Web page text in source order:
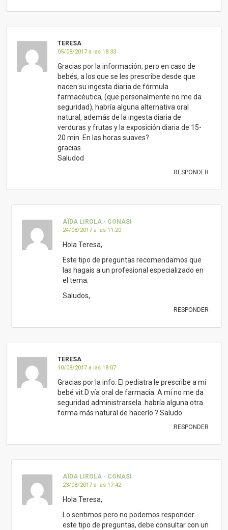
TERESA
05/08/2017 a las 18:33
Gracias por la información, pero en caso de
bebés, a los que se les prescribe desde que
nacen su ingesta diaria de fórmula
farmacéutica, (que personalmente no me da
seguridad), habría alguna alternativa oral
natural, además de la ingesta diaria de
verduras y frutas y la exposición diaria de 15-
20 min. En las horas suaves?
gracias
Saludod
RESPONDER
AÏDA LIROLA - CONASI
24/08/2017 a las 11:20
Hola Teresa,
Este tipo de preguntas recomendamos que
las hagais a un profesional especializado en
el tema.
Saludos,
RESPONDER
TERESA
10/08/2017 a las 18:07
Gracias por la info. El pediatra le prescribe a mi
bebé vit D vía oral de farmacia. A mi no me da
seguridad administrarsela. habría alguna otra
forma más natural de hacerlo ? Saludo
RESPONDER
AÏDA LIROLA - CONASI
23/08/2017 a las 17:42
Hola Teresa,
Lo sentimos pero no podemos responder
este tipo de preguntas, debe consultar con un